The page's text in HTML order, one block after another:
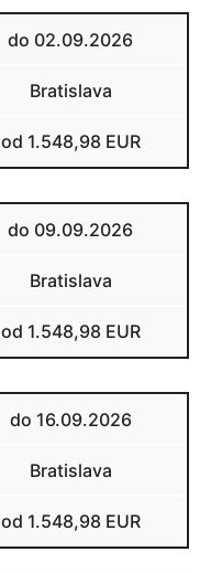
do 02.09.2026
Bratislava
od 1.548,98 EUR
do 09.09.2026
Bratislava
od 1.548,98 EUR
do 16.09.2026
Bratislava
od 1.548,98 EUR